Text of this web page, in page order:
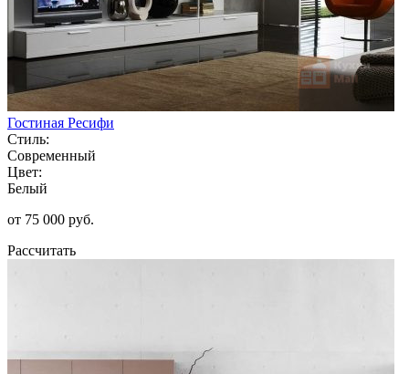
Гостиная Ресифи
Стиль:
Современный
Цвет:
Белый
от 75 000 руб.
Рассчитать